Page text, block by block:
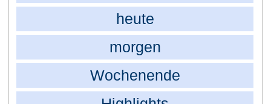
heute
morgen
Wochenende